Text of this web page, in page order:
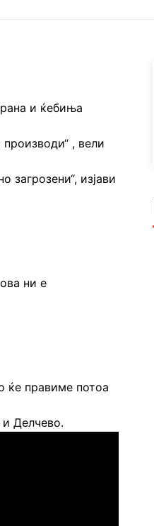
и ќебиња
, вели
загрозени“, изјави
ни е
ќе правиме потоа
и Делчево.